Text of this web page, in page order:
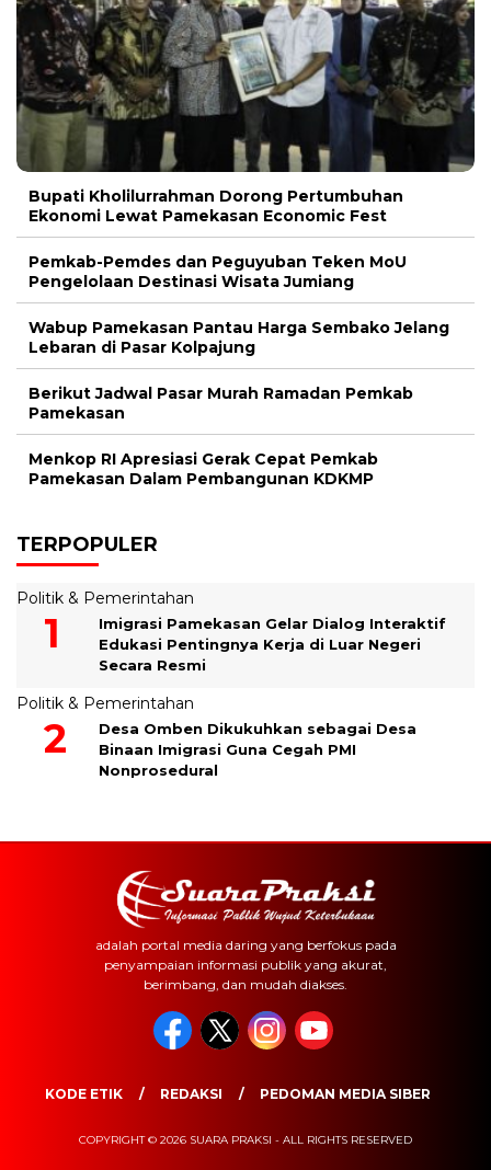
Bupati Kholilurrahman Dorong Pertumbuhan
Ekonomi Lewat Pamekasan Economic Fest
Pemkab-Pemdes dan Peguyuban Teken MoU
Pengelolaan Destinasi Wisata Jumiang
Wabup Pamekasan Pantau Harga Sembako Jelang
Lebaran di Pasar Kolpajung
Berikut Jadwal Pasar Murah Ramadan Pemkab
Pamekasan
Menkop RI Apresiasi Gerak Cepat Pemkab
Pamekasan Dalam Pembangunan KDKMP
TERPOPULER
Politik & Pemerintahan
Imigrasi Pamekasan Gelar Dialog Interaktif
Edukasi Pentingnya Kerja di Luar Negeri
Secara Resmi
Politik & Pemerintahan
Desa Omben Dikukuhkan sebagai Desa
Binaan Imigrasi Guna Cegah PMI
Nonprosedural
adalah portal media daring yang berfokus pada
penyampaian informasi publik yang akurat,
berimbang, dan mudah diakses.
KODE ETIK REDAKSI PEDOMAN MEDIA SIBER
COPYRIGHT © 2026 SUARA PRAKSI - ALL RIGHTS RESERVED